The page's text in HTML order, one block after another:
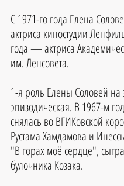
С 1971-го года Елена
актриса киностудии
года — актриса
им. Ленсовета.
1-я роль Елены Соловей на
эпизодическая. В 1967-м
снялась во ВГИКовской
Рустама Хамдамова и
"В горах моё сердце",
булочника Козака.